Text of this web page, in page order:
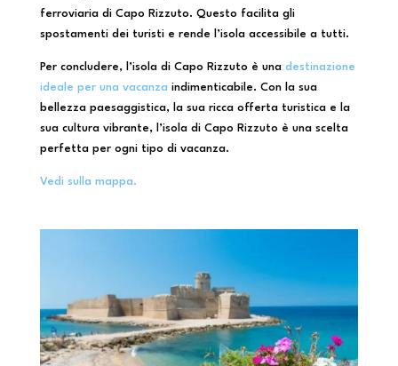
ferroviaria di Capo Rizzuto. Questo facilita gli
spostamenti dei turisti e rende l’isola accessibile a tutti.
Per concludere, l’isola di Capo Rizzuto è una destinazione
ideale per una vacanza indimenticabile. Con la sua
bellezza paesaggistica, la sua ricca offerta turistica e la
sua cultura vibrante, l’isola di Capo Rizzuto è una scelta
perfetta per ogni tipo di vacanza.
Vedi sulla mappa.